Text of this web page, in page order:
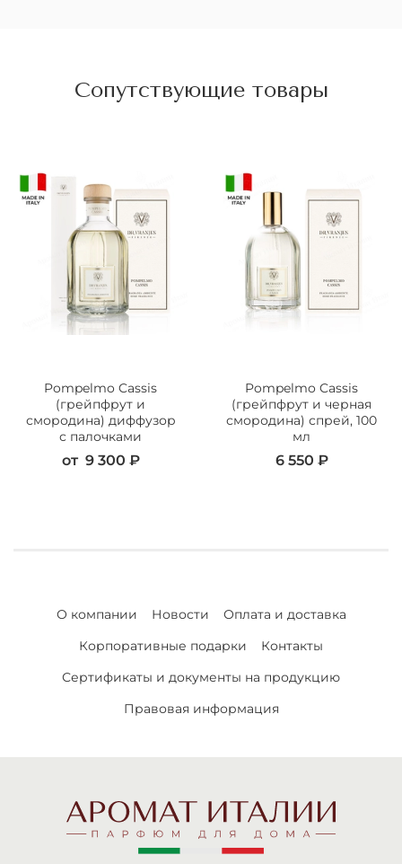
Сопутствующие товары
Pompelmo Cassis
(грейпфрут и
смородина) диффузор
с палочками
от 9 300 ₽
Pompelmo Cassis
(грейпфрут и черная
смородина) спрей, 100
мл
6 550 ₽
О компании Новости
Оплата и доставка
Корпоративные подарки
Контакты
Сертификаты и документы на продукцию
Правовая информация